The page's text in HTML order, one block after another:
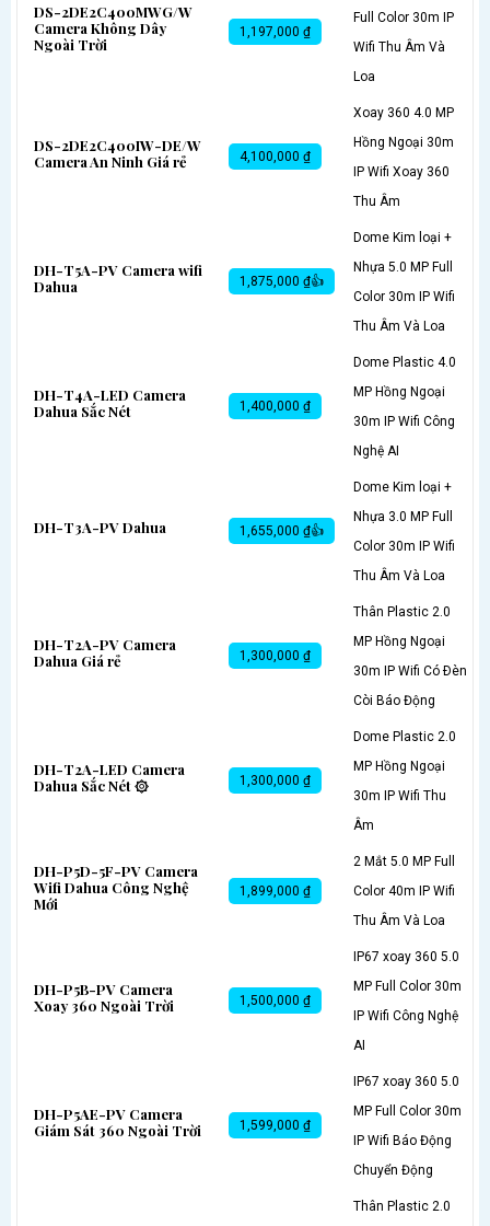
DS-2DE2C400MWG/W
Camera Không Dây
Ngoài Trời
1,197,000 ₫
Full Color 30m IP
Wifi Thu Âm Và
Loa
DS-2DE2C400IW-DE/W
Camera An Ninh Giá rẻ
4,100,000 ₫
Xoay 360 4.0 MP
Hồng Ngoại 30m
IP Wifi Xoay 360
Thu Âm
DH-T5A-PV Camera wifi
Dahua
1,875,000 ₫👍
Dome Kim loại +
Nhựa 5.0 MP Full
Color 30m IP Wifi
Thu Âm Và Loa
DH-T4A-LED Camera
Dahua Sắc Nét
1,400,000 ₫
Dome Plastic 4.0
MP Hồng Ngoại
30m IP Wifi Công
Nghệ AI
DH-T3A-PV Dahua 1,655,000 ₫👍
Dome Kim loại +
Nhựa 3.0 MP Full
Color 30m IP Wifi
Thu Âm Và Loa
DH-T2A-PV Camera
Dahua Giá rẻ
1,300,000 ₫
Thân Plastic 2.0
MP Hồng Ngoại
30m IP Wifi Có Ðèn
Còi Báo Động
DH-T2A-LED Camera
Dahua Sắc Nét ۞
1,300,000 ₫
Dome Plastic 2.0
MP Hồng Ngoại
30m IP Wifi Thu
Âm
DH-P5D-5F-PV Camera
Wifi Dahua Công Nghệ
Mới
1,899,000 ₫
2 Mắt 5.0 MP Full
Color 40m IP Wifi
Thu Âm Và Loa
DH-P5B-PV Camera
Xoay 360 Ngoài Trời
1,500,000 ₫
IP67 xoay 360 5.0
MP Full Color 30m
IP Wifi Công Nghệ
AI
DH-P5AE-PV Camera
Giám Sát 360 Ngoài Trời
1,599,000 ₫
IP67 xoay 360 5.0
MP Full Color 30m
IP Wifi Báo Động
Chuyển Động
Thân Plastic 2.0